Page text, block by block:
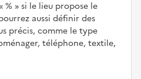
%
si le lieu propose le
aussi définir des
précis, comme le type
téléphone, textile,